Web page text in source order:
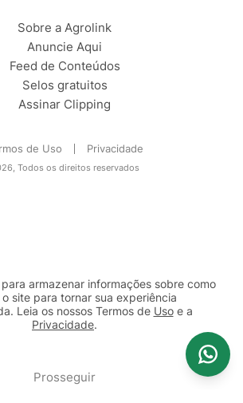
Sobre a Agrolink
Anuncie Aqui
Feed de Conteúdos
Selos gratuitos
Assinar Clipping
de Uso Privacidade
Todos os direitos reservados
armazenar informações sobre como
site para tornar sua experiência
Leia os nossos Termos de Usoe a
Privacidade.
Prosseguir